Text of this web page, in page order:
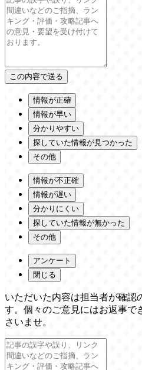
情報が正確
情報が早い
分かりやすい
探していた情報が見つかった
その他
情報が不正確
情報が遅い
分かりにくい
探していた情報が無かった
その他
アンケート
閉じる
いただいた内容は担当者が確認
す。個々のご意見にはお返事で
さいませ。